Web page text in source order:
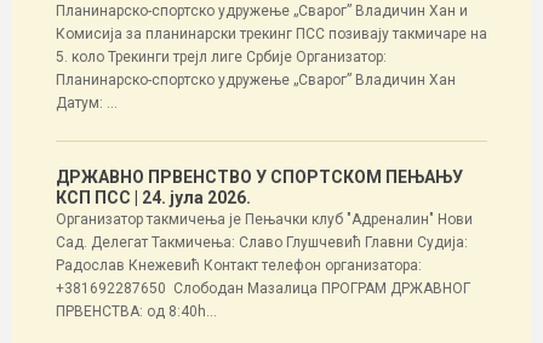
Планинарско-спортско удружење „Сварог” Владичин Хан и
Комисија за планинарски трекинг ПСС позивају такмичаре на
5. коло Трекинги трејл лиге Србије Организатор:
Планинарско-спортско удружење „Сварог” Владичин Хан
Датум: ...
ДРЖАВНО ПРВЕНСТВО У СПОРТСКОМ ПЕЊАЊУ
КСП ПСС
| 24. јула 2026.
Организатор такмичења је Пењачки клуб "Адреналин" Нови
Сад. Делегат Такмичења: Славо Глушчевић Главни Судија:
Радослав Кнежевић Контакт телефон организатора:
+381692287650 Слободан Мазалица ПРОГРАМ ДРЖАВНОГ
ПРВЕНСТВА: од 8:40h...